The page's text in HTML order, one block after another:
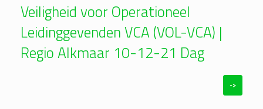
Veiligheid voor Operationeel
Leidinggevenden VCA (VOL-VCA) |
Regio Alkmaar 10-12-21 Dag
->